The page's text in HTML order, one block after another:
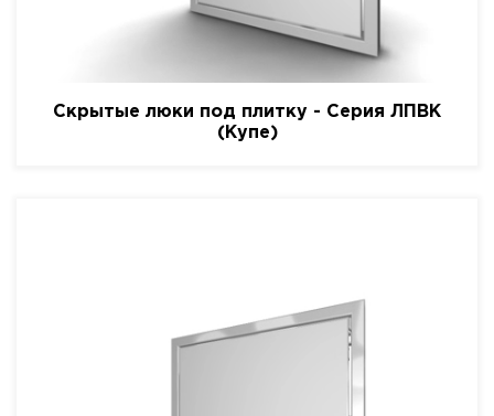
Скрытые люки под плитку - Серия ЛПВК
(Купе)